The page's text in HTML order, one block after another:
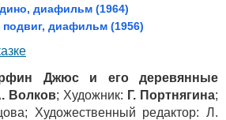
диафильм (1964)
диафильм (1956)
Джюс и его деревянные
Волков; Художник: Г. Портнягина;
Художественный редактор: Л.